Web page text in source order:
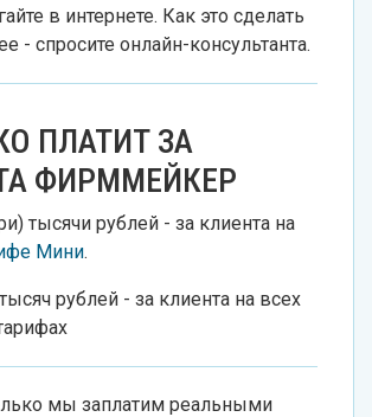
в интернете. Как это сделать
- спросите онлайн-консультанта.
ПЛАТИТ ЗА
ФИРММЕЙКЕР
тысячи рублей - за клиента на
Мини.
рублей - за клиента на всех
мы заплатим реальными